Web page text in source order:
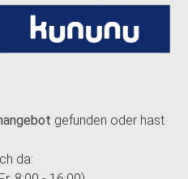
gefunden oder hast
da: